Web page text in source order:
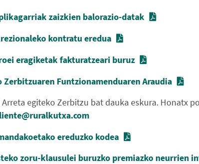
zaizkien balorazio-datak
kontratu eredua
eragiketak fakturatzeari buruz
Funtzionamenduaren Araudia
egiteko Zerbitzu bat dauka eskura. Honatx
ereduzko kodea
zoru-klausulei buruzko premiazko neurrien